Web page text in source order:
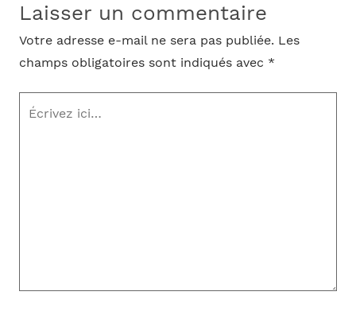
Laisser un commentaire
Votre adresse e-mail ne sera pas publiée. Les
champs obligatoires sont indiqués avec *
Écrivez